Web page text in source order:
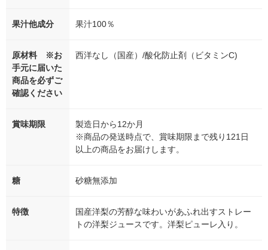
果汁他成分 果汁100％
原材料 ※お
手元に届いた
商品を必ずご
確認ください
西洋なし（国産）/酸化防止剤（ビタミンC)
賞味期限
製造日から12か月
※商品の発送時点で、賞味期限まで残り121日
以上の商品をお届けします。
糖 砂糖無添加
特徴
国産洋梨の芳醇な味わいがあふれ出すストレー
トの洋梨ジュースです。洋梨ピューレ入り。